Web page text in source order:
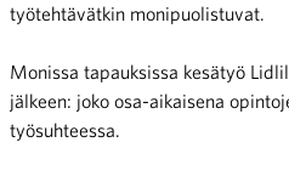
työtehtävätkin monipuolistuvat.
Monissa tapauksissa kesätyö
jälkeen: joko osa-aikaisena
työsuhteessa.